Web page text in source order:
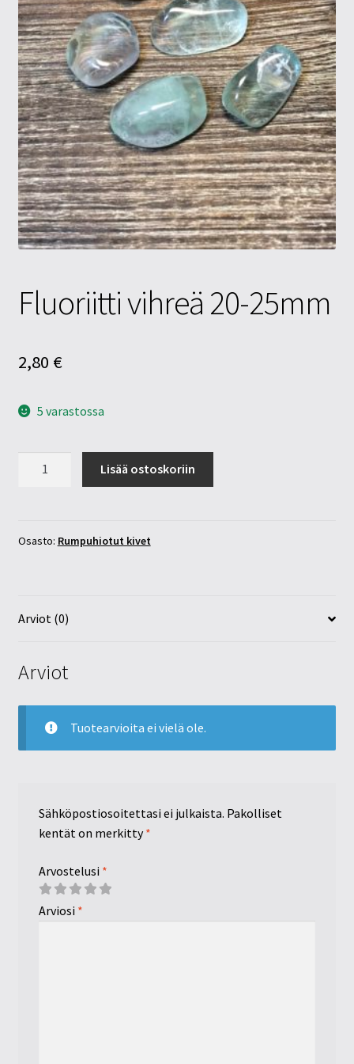
Tietosuojaseloste
Tuotteet
Yritysinfo
Fluoriitti vihreä 20-25mm
2,80 €
5 varastossa
määrä
Lisää ostoskoriin
Osasto: Rumpuhiotut kivet
Arviot (0)
Arviot
Tuotearvioita ei vielä ole.
Sähköpostiosoitettasi ei julkaista. Pakolliset
kentät on merkitty*
Arvostelusi *
Arviosi *